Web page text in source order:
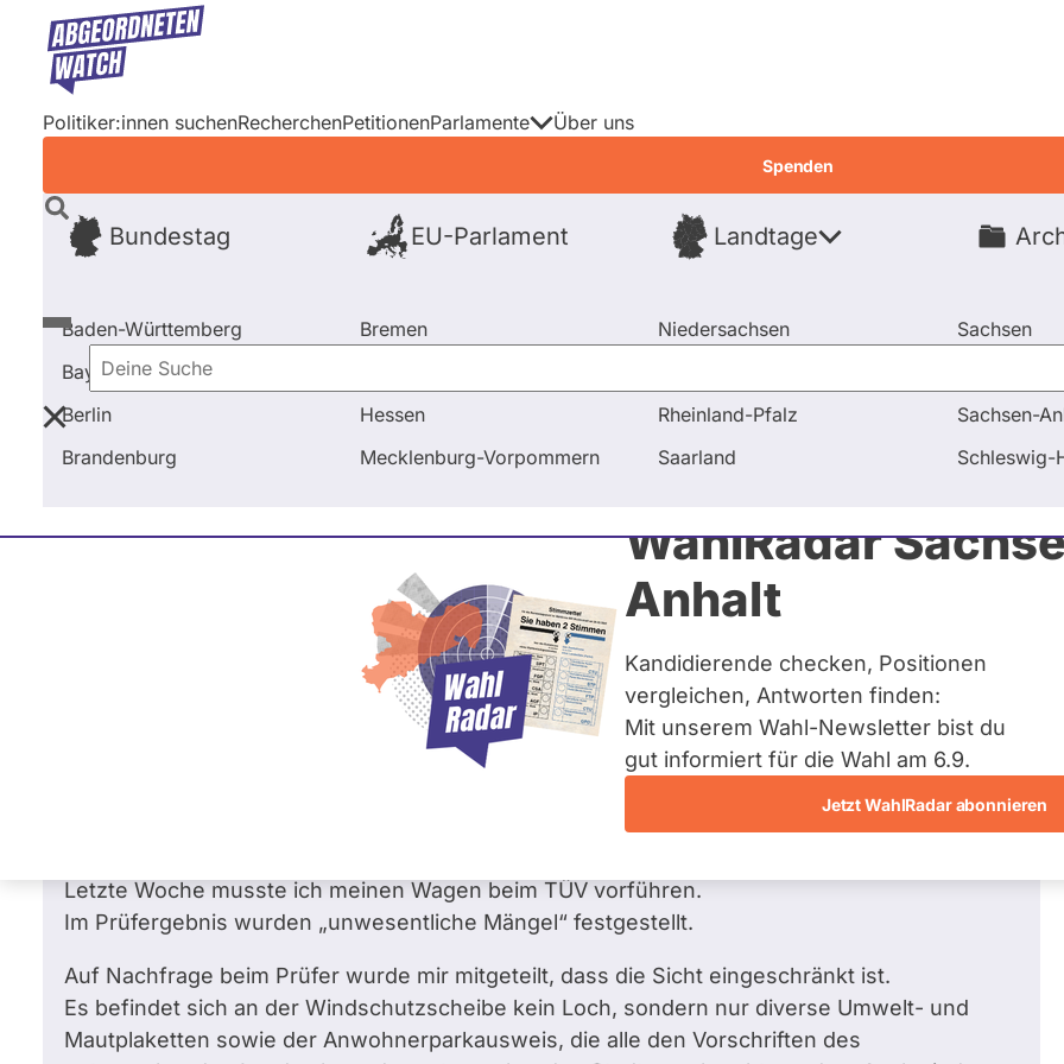
Direkt
Inhalt
Politiker:innen suchenRecherchenPetitionenParlamente
Bundestag EU-Parlament Landtage
Baden-Württemberg
Bayern
Berlin
Brandenburg
Bremen
Hessen
Mecklenburg-Vorpommern
Niedersachsen
Rheinland-Pfalz
Saarland
Sachsen
Sachsen-
Schleswig-
Über uns
Spenden
Deine
Suche
WahlRadar
Anhalt
Kandidierende checken, Positionen
vergleichen, Antworten finden:
Mit unserem Wahl-Newsletter bist du
gut informiert für die Wahl am 6.9.
Jetzt WahlRadar abonnieren
Startseite Frage stellen Ulrike Müller Fragen und Antworten Ist angedacht, die Umweltplaketten bzw. die
Ulrike Müller
Fragen beantwortet
Zum
Ist angedacht, die Umweltplaketten bzw. die Vorschriften für die Einstufung in die
jeweilige Klasse auf europäischer Ebene zu vereinheitlichen, sodass nur noch eine
Letzte Woche musste ich meinen Wagen beim TÜV vorführen.
Im Prüfergebnis wurden „unwesentliche Mängel“ festgestellt.
Auf Nachfrage beim Prüfer wurde mir mitgeteilt, dass die Sicht eingeschränkt ist.
Es befindet sich an der Windschutzscheibe kein Loch, sondern nur diverse Umwelt- und
Mautplaketten sowie der Anwohnerparkausweis, die alle den Vorschriften des